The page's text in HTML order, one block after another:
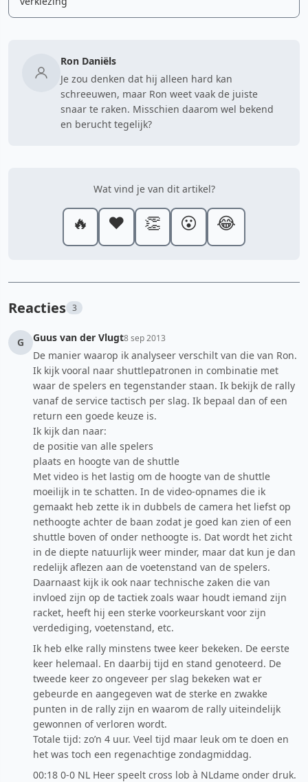
Ron Daniëls
Je zou denken dat hij alleen hard kan
schreeuwen, maar Ron weet vaak de juiste
snaar te raken. Misschien daarom wel bekend
en berucht tegelijk?
Wat vind je van dit artikel?
🔥 ❤️ 👏 😮 😂
Reacties 3
G Guus van der Vlugt8 sep 2013
De manier waarop ik analyseer verschilt van die van Ron.
Ik kijk vooral naar shuttlepatronen in combinatie met
waar de spelers en tegenstander staan. Ik bekijk de rally
vanaf de service tactisch per slag. Ik bepaal dan of een
return een goede keuze is.
Ik kijk dan naar:
de positie van alle spelers
plaats en hoogte van de shuttle
Met video is het lastig om de hoogte van de shuttle
moeilijk in te schatten. In de video-opnames die ik
gemaakt heb zette ik in dubbels de camera het liefst op
nethoogte achter de baan zodat je goed kan zien of een
shuttle boven of onder nethoogte is. Dat wordt het zicht
in de diepte natuurlijk weer minder, maar dat kun je dan
redelijk aflezen aan de voetenstand van de spelers.
Daarnaast kijk ik ook naar technische zaken die van
invloed zijn op de tactiek zoals waar houdt iemand zijn
racket, heeft hij een sterke voorkeurskant voor zijn
verdediging, voetenstand, etc.
Ik heb elke rally minstens twee keer bekeken. De eerste
keer helemaal. En daarbij tijd en stand genoteerd. De
tweede keer zo ongeveer per slag bekeken wat er
gebeurde en aangegeven wat de sterke en zwakke
punten in de rally zijn en waarom de rally uiteindelijk
gewonnen of verloren wordt.
Totale tijd: zo’n 4 uur. Veel tijd maar leuk om te doen en
het was toch een regenachtige zondagmiddag.
00:18 0-0 NL Heer speelt cross lob à NLdame onder druk.